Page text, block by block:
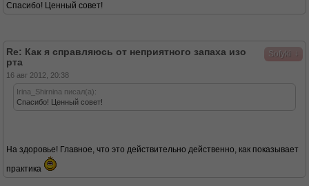
Спасибо! Ценный совет!
Sofyki
Re: Как я справляюсь от неприятного запаха изо
рта
16 авг 2012, 20:38
Irina_Shirnina писал(а):
Спасибо! Ценный совет!
На здоровье! Главное, что это действительно действенно, как показывает
практика